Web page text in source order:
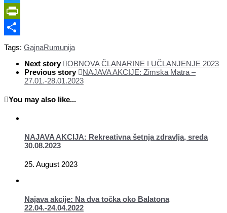
Twitter
PrintFriendly
Share
Tags: GajnaRumunija
Next story
OBNOVA ČLANARINE I UČLANJENJE 2023
Previous story
NAJAVA AKCIJE: Zimska Matra –
27.01.-28.01.2023
You may also like...
NAJAVA AKCIJA: Rekreativna šetnja zdravlja, sreda
30.08.2023
25. August 2023
Najava akcije: Na dva točka oko Balatona
22.04.-24.04.2022